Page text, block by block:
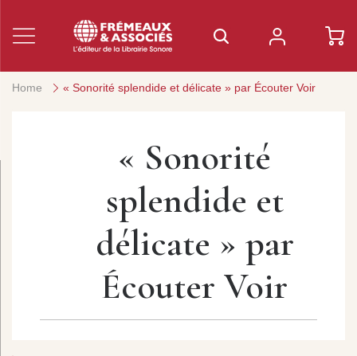
Home « Sonorité splendide et délicate » par Écouter Voir
« Sonorité
splendide et
délicate » par
Écouter Voir